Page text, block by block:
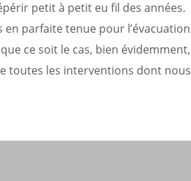
petit à petit eu fil des années.
parfaite tenue pour l’évacuation
ce soit le cas, bien évidemment,
toutes les interventions dont nous